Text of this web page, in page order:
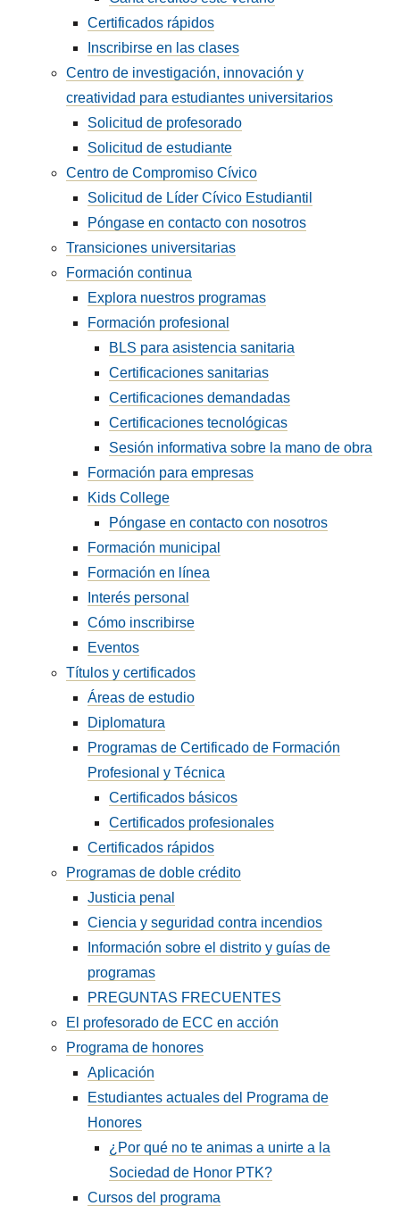
Certificados rápidos
Inscribirse en las clases
Centro de investigación, innovación y
creatividad para estudiantes universitarios
Solicitud de profesorado
Solicitud de estudiante
Centro de Compromiso Cívico
Solicitud de Líder Cívico Estudiantil
Póngase en contacto con nosotros
Transiciones universitarias
Formación continua
Explora nuestros programas
Formación profesional
BLS para asistencia sanitaria
Certificaciones sanitarias
Certificaciones demandadas
Certificaciones tecnológicas
Sesión informativa sobre la mano de obra
Formación para empresas
Kids College
Póngase en contacto con nosotros
Formación municipal
Formación en línea
Interés personal
Cómo inscribirse
Eventos
Títulos y certificados
Áreas de estudio
Diplomatura
Programas de Certificado de Formación
Profesional y Técnica
Certificados básicos
Certificados profesionales
Certificados rápidos
Programas de doble crédito
Justicia penal
Ciencia y seguridad contra incendios
Información sobre el distrito y guías de
programas
PREGUNTAS FRECUENTES
El profesorado de ECC en acción
Programa de honores
Aplicación
Estudiantes actuales del Programa de
Honores
¿Por qué no te animas a unirte a la
Sociedad de Honor PTK?
Cursos del programa